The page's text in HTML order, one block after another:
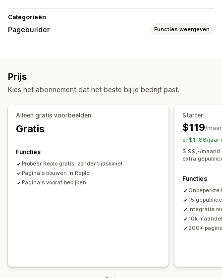
Categorieën
Pagebuilder Functies weergeven
Binnenkort beschikbaar-pagina's
Veelgestelde vragen Contactpagina's
Over ons-pagina's
Recensiepagina Prijzenpagina's
Pagina´s op maat
Pagina´s beheren
Templates Conceptpagina's Paginaversies
Globale stijlen Aangepaste lettertypen
AI-generatie SEO Mobiel responsief
Activiteitenlogboeken
Prijs
Kies het abonnement dat het beste bij je bedrijf past.
Alleen gratis voorbeelden
Gratis
Functies
Probeer Replo gratis, zonder tijdslimiet
Pagina's bouwen in Replo
Pagina's vooraf bekijken
Starter
$119/
of $1,188/jaar
$ 99,-/maand
extra
Functies
15
Integratie
10k
200+